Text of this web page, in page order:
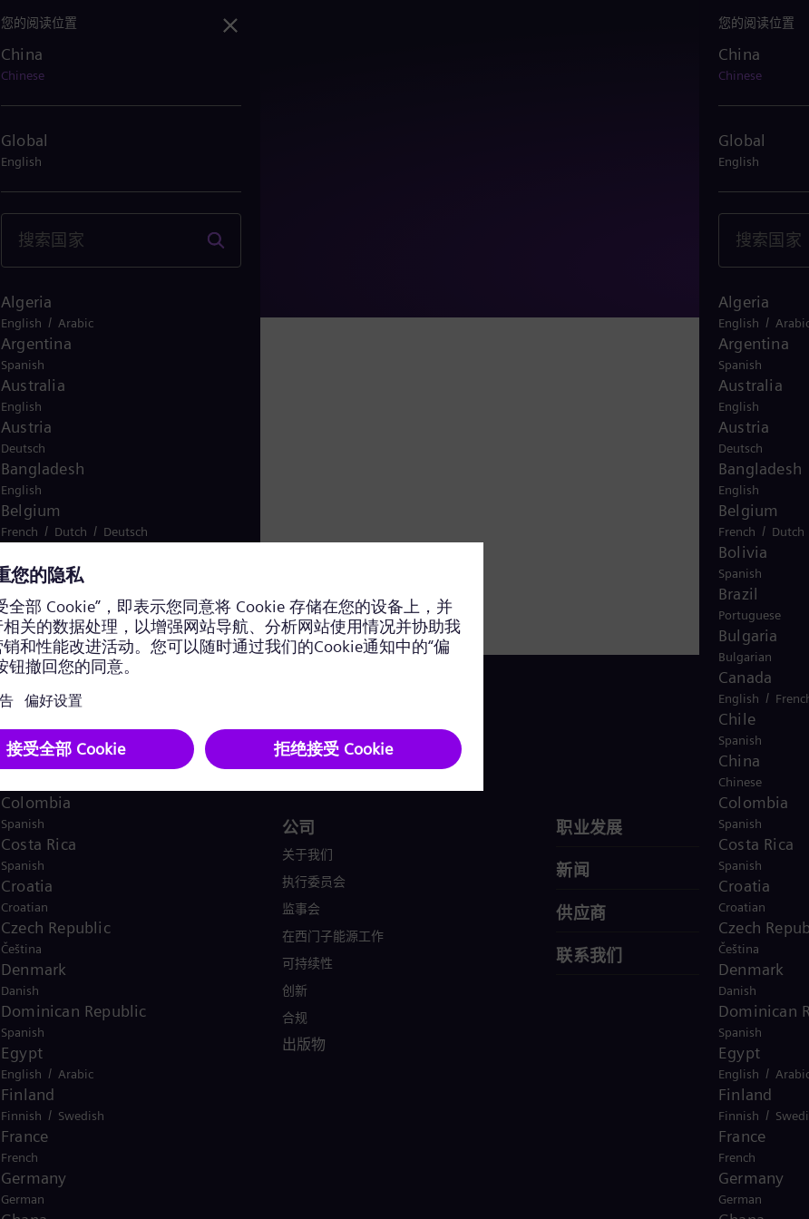
China
您的阅读位置
China
Chinese
Global
English
Algeria
English /
Argentina
Spanish
Australia
English
Austria
Deutsch
Bangladesh
English
Belgium
French / Dutch
Bolivia
Spanish
Brazil
Portuguese
Bulgaria
Bulgarian
Canada
English /
Chile
Spanish
China
Chinese
Colombia
Spanish
Costa Rica
Spanish
Croatia
Croatian
Czech
Čeština
Denmark
Danish
Dominican
Spanish
Egypt
English /
Finland
Finnish /
France
French
Germany
German
China
您的阅读位置
China
Chinese
Global
English
Algeria
English / Arabic
Argentina
Spanish
Australia
English
Austria
Deutsch
Bangladesh
English
Belgium
French / Dutch / Deutsch
Spanish
Portuguese
Bulgaria
Bulgarian
Canada
English/French
Spanish
China
Colombia
Spanish
Costa Rica
Spanish
Croatia
Croatian
Czech Republic
Čeština
Denmark
Danish
Dominican Republic
Spanish
Egypt
English / Arabic
Finland
Finnish / Swedish
France
French
Germany
German
联系我们
产品与服务
行业
案例
产品
服务
培训
公司
关于我们
执行委员会
监事会
在西门子能源工作
可持续性
创新
合规
出版物
职业发展
新闻
供应商
联系我们